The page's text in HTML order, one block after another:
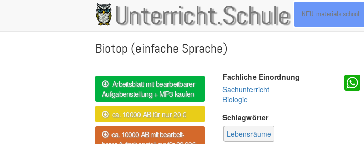
Unterricht.Schule
Main
navigation
NEU: materials.school
Biotop (einfache Sprache)
Arbeitsblatt mit bearbeitbarer
Aufgabenstellung + MP3 kaufen
ca. 10000 AB für nur 20 €
ca. 10000 AB mit bearbeit-
Fachliche Einordnung
Sachunterricht
Biologie
Schlagwörter
Lebensräume